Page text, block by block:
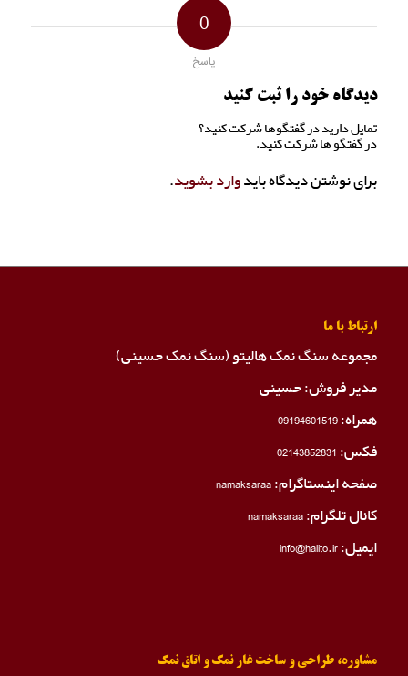
0
پاسخ
دیدگاه خود را ثبت کنید
تمایل دارید در گفتگوها شرکت کنید؟
در گفتگو ها شرکت کنید.
برای نوشتن دیدگاه بایدوارد بشوید.
ارتباط با ما
مجموعه سنگ نمک هالیتو (سنگ نمک حسینی)
مدیر فروش: حسینی
همراه:09194601519
فکس:02143852831
صفحه اینستاگرام:namaksaraa
کانال تلگرام:namaksaraa
ایمیل: info@halito.ir
مشاوره، طراحی و ساخت غار نمک و اتاق نمک